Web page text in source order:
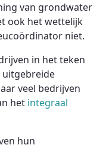
van grondwater
ook het wettelijk
niet.
in het teken
uitgebreide
veel bedrijven
het integraal
hun